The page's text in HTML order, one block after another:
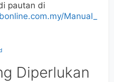
pautan di
Manual_
Diperlukan